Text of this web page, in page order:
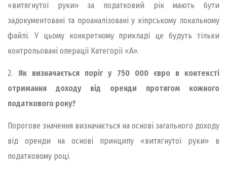
«витягнутої руки» за податковий рік мають бути
задокументовані та проаналізовані у кіпрському локальному
файлі. У цьому конкретному прикладі це будуть тільки
контрольовані операції Категорії «А».
2. Як визначається поріг у 750 000 євро в контексті
отримання доходу від оренди протягом кожного
податкового року?
Порогове значення визначається на основі загального доходу
від оренди на основі принципу «витягнутої руки» в
податковому році.